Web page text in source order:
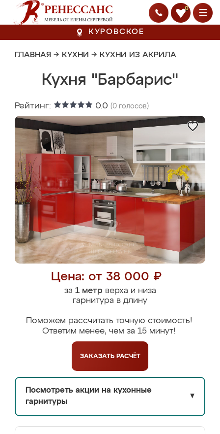
0
КУРОВСКОЕ
ГЛАВНАЯ → КУХНИ → КУХНИ ИЗ АКРИЛА
Кухня "Барбарис"
Рейтинг: 0.0 (0 голосов)
Цена: от 38 000 ₽
за 1 метрверха и низа
гарнитура в длину
Поможем рассчитать точную стоимость!
Ответим менее, чем за 15 минут!
ЗАКАЗАТЬ РАСЧЁТ
Посмотреть акции на кухонные
гарнитуры
▼